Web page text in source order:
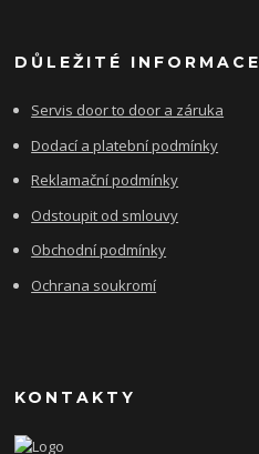
DŮLEŽITÉ INFORMACE
Servis door to door a záruka
Dodací a platební podmínky
Reklamační podmínky
Odstoupit od smlouvy
Obchodní podmínky
Ochrana soukromí
KONTAKTY